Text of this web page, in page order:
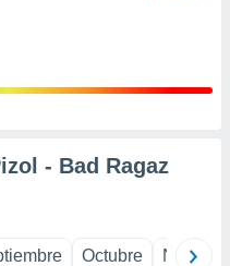
- Bad Ragaz
Octubre